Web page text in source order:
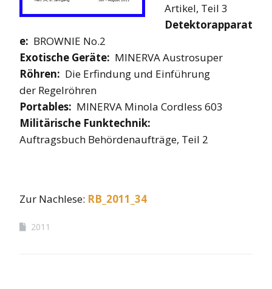
Artikel, Teil 3
Detektorapparat
e: BROWNIE No.2
Exotische Geräte: MINERVA Austrosuper
Röhren: Die Erfindung und Einführung
der Regelröhren
Portables: MINERVA Minola Cordless 603
Militärische Funktechnik:
Auftragsbuch Behördenaufträge, Teil 2
Zur Nachlese: RB_2011_34
2011